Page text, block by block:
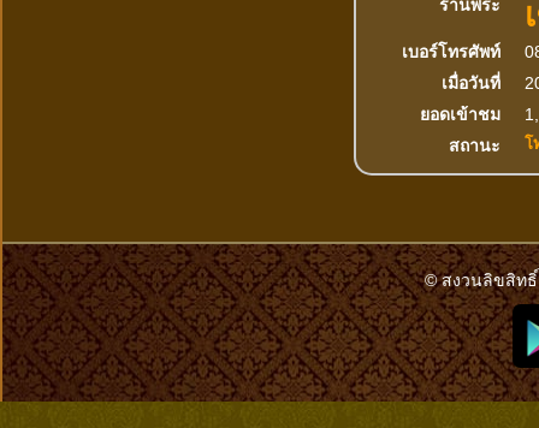
ร้านพระ
เบอร์โทรศัพท์
เมื่อวันที่
ยอดเข้าชม
สถานะ
โ
© สงวนลิขสิทธิ์